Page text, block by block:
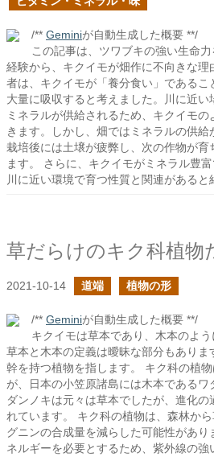
/** Geminiが自動生成した概要 **/
この記事は、ツワブキの強い生命
経験から、キクイモが畑作に不向きな
者は、キクイモが「養分食い」であるこ
大量に吸収すると考えました。川に近
ミネラルが供給されるため、キクイモ
きます。しかし、畑ではミネラルの供
栽培後には土壌が疲弊し、次の作物が育
ます。 さらに、キクイモがミネラル豊
川に近い環境で育つ性質と関連があると
草だらけのキク科植物
2021-10-14 道端 植物の形
/** Geminiが自動生成した概要 **/
キクイモは草本であり、木本のよう
草本と木本の定義は曖昧な部分もありま
幹を持つ植物を指します。 キク科の植
が、日本の小笠原諸島には木本であるワ
ダンノキは元々は草本でしたが、進化の
れています。 キク科の植物は、森林か
グニンの合成量を減らした可能性があ
ネルギーを必要とするため、紫外線の